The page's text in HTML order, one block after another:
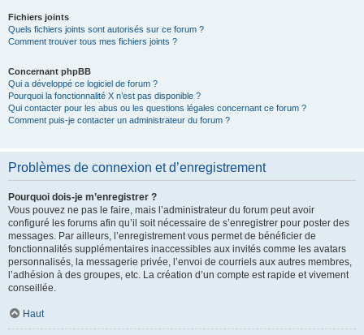
Fichiers joints
Quels fichiers joints sont autorisés sur ce forum ?
Comment trouver tous mes fichiers joints ?
Concernant phpBB
Qui a développé ce logiciel de forum ?
Pourquoi la fonctionnalité X n’est pas disponible ?
Qui contacter pour les abus ou les questions légales concernant ce forum ?
Comment puis-je contacter un administrateur du forum ?
Problèmes de connexion et d’enregistrement
Pourquoi dois-je m’enregistrer ?
Vous pouvez ne pas le faire, mais l’administrateur du forum peut avoir
configuré les forums afin qu’il soit nécessaire de s’enregistrer pour poster des
messages. Par ailleurs, l’enregistrement vous permet de bénéficier de
fonctionnalités supplémentaires inaccessibles aux invités comme les avatars
personnalisés, la messagerie privée, l’envoi de courriels aux autres membres,
l’adhésion à des groupes, etc. La création d’un compte est rapide et vivement
conseillée.
Haut